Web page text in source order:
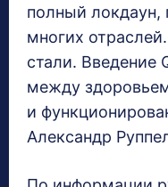
полный локдаун,
многих
стали. Введение
между
и
Александр